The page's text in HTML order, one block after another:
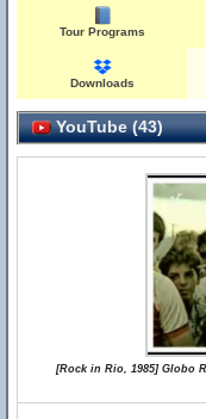
Tour Programs
Downloads
YouTube (43)
[Rock in Rio, 1985] Globo